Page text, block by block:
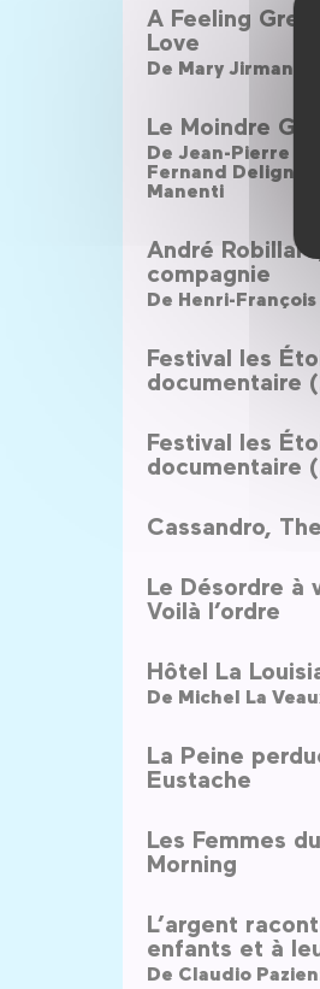
A Feeling
Love
De Mary Jirmanus
Le Moindre
De
Manenti
André Robillard,
compagnie
De Henri-
Festival les
documentaire
Festival les
documentaire
Cassandro,
Le Désordre à
Voilà l’ordre
Hôtel La
De Michel La
La Peine
Eustache
Les Femmes
Morning
L’argent
enfants et à
De Claudio